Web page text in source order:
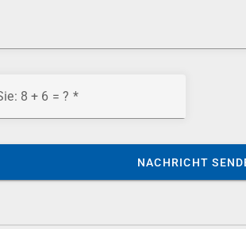
8 + 6 = ?
NACHRICHT